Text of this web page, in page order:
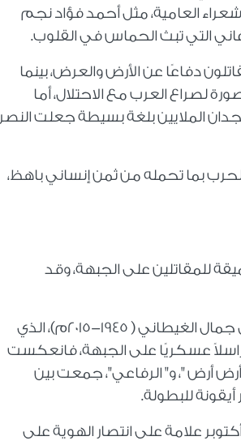
العامية، مثل أحمد فؤاد نجم
دفاعًا عن الأرض والعرض، بينما
لصراع العرب مع الاحتلال، أما
الملايين بلغة بسيطة جعلت النصر
بما تحمله من ثمن إنساني باهظ،
للمقاتلين على الجبهة، وقد
الرواية التسجيلية اعتمدت على رصد وقائع الحرب وتوثيقها، مثل أعمال جمال الغيطاني ( 1945-2015م)، الذي
مراسلاً عسكريًا على الجبهة، فانعكست
أرض "، و" الرفاعي"، جمعت بين
للبطولة.
علامة على انتصار الهوية على